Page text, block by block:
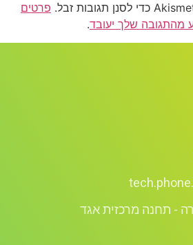
פרטים
מהתגובה שלך יעובד.